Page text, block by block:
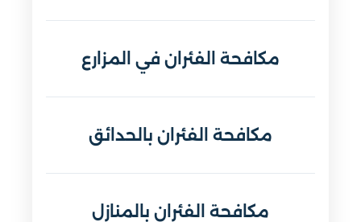
مكافحة الفئران في المزارع
مكافحة الفئران بالحدائق
مكافحة الفئران بالمنازل